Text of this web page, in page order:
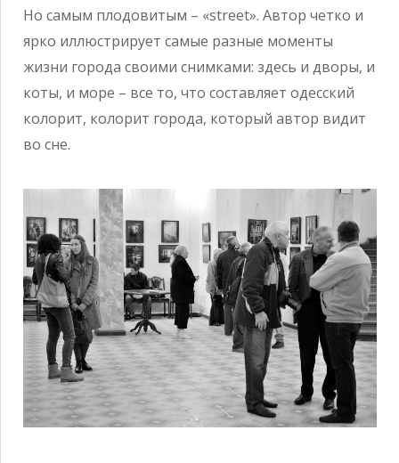
Но самым плодовитым – «street». Автор четко и
ярко иллюстрирует самые разные моменты
жизни города своими снимками: здесь и дворы, и
коты, и море – все то, что составляет одесский
колорит, колорит города, который автор видит
во сне.